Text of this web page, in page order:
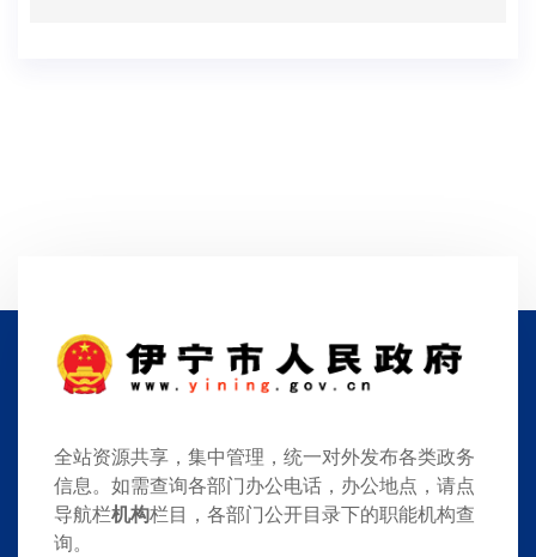
全站资源共享，集中管理，统一对外发布各类政务
信息。如需查询各部门办公电话，办公地点，请点
导航栏机构栏目，各部门公开目录下的职能机构查
询。